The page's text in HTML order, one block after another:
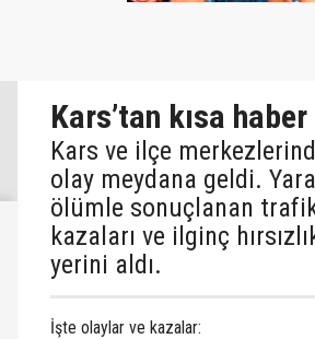
Kars’tan kısa
Kars ve ilçe
olay meydana geldi.
ölümle sonuçlanan trafik
kazaları ve ilginç
yerini aldı.
İşte olaylar ve kazalar: